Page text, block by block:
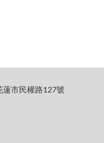
蓮市民權路127號